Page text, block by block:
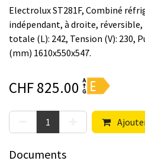
Electrolux ST281F, Combiné
indépendant, à droite,
totale (L): 242, Tension (V): 230,
(mm) 1610x550x547.
CHF825.00
Documents